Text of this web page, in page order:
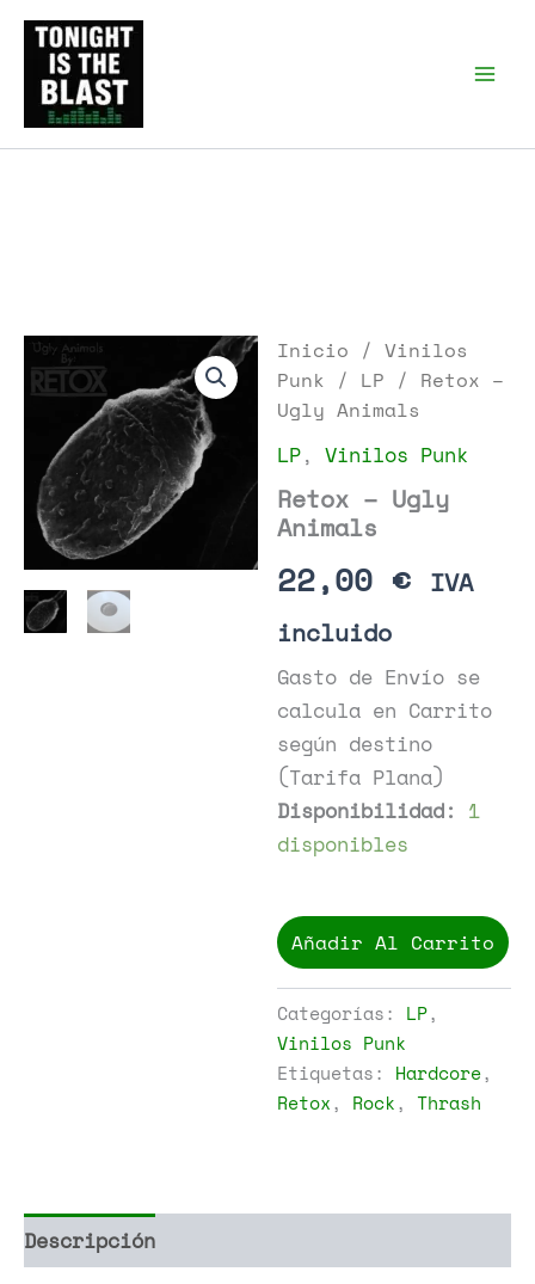
contenido
Inicio /Vinilos
Punk / LP / Retox –
Ugly Animals
LP,Vinilos Punk
Retox – Ugly
Animals
22,00 € IVA
incluido
Gasto de Envío se
calcula en Carrito
según destino
(Tarifa Plana)
Disponibilidad: 1
disponibles
-
Ugly
cantidad
Añadir Al Carrito
Categorías: LP,
Vinilos Punk
Etiquetas: Hardcore,
Retox, Rock,Thrash
Descripción